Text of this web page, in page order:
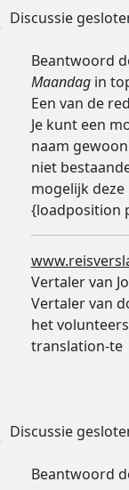
Discussie
Beantwoord
Maandagin
Een van de
Je kunt een
naam
niet
mogelijk
{loadposition
Vertaler van
Vertaler van
het
translation-te
Discussie
Beantwoord